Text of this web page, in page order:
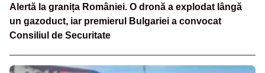
Alertă la granița României. O dronă a explodat lângă
un gazoduct, iar premierul Bulgariei a convocat
Consiliul de Securitate